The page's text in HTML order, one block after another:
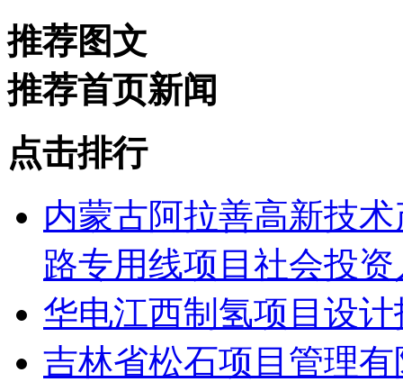
推荐图文
推荐首页新闻
点击排行
内蒙古阿拉善高新技
路专用线项目社会投资
华电江西制氢项目设计
吉林省松石项目管理